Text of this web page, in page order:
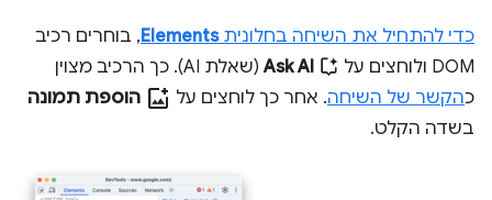
כדי להתחיל את השיחה בחלוניתElements, בוחרים רכיב
DOM ולוחצים על
Ask AI
(שאלת AI). כך הרכיב מצוין
כהקשר של השיחה. אחר כך לוחצים על add_photo_alternate הוספת תמונה
בשדה הקלט.